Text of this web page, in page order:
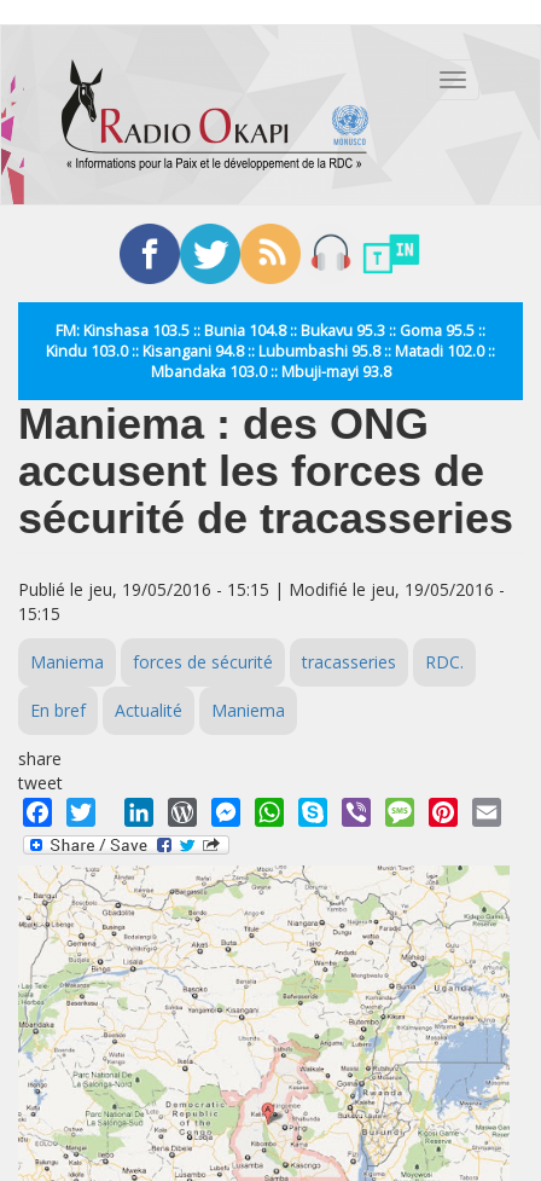
contenu
principal
Toggle
FM: Kinshasa 103.5 :: Bunia 104.8 :: Bukavu 95.3 :: Goma 95.5 ::
Kindu 103.0 :: Kisangani 94.8 :: Lubumbashi 95.8 :: Matadi 102.0 ::
Mbandaka 103.0 :: Mbuji-mayi 93.8
Maniema : des ONG
accusent les forces de
sécurité de tracasseries
Publié le jeu, 19/05/2016 - 15:15 | Modifié le jeu, 19/05/2016 -
15:15
Maniema forces de sécurité tracasseries RDC.
En bref Actualité Maniema
share
tweet
Facebook
Twitter LinkedInWordPressMessengerWhatsApp
Skype Viber MessagePinterest